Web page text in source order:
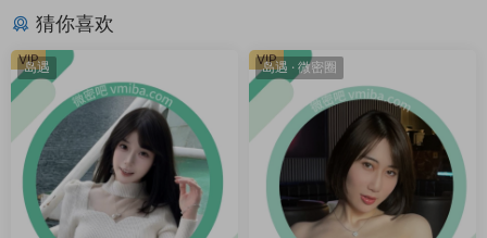
猜你喜欢
岛遇
VIP 岛遇 · 微密圈
VIP